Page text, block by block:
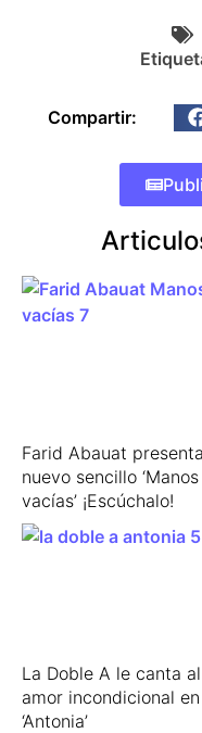
Compartir:
Farid Abauat
nuevo sencillo ‘Manos
vacías’ ¡Escúchalo!
La Doble A le canta al
amor incondicional en
‘Antonia’